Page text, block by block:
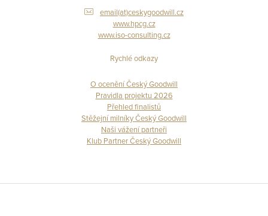
email(at)ceskygoodwill.cz
www.hpcg.cz
www.iso-consulting.cz
Rychlé odkazy
O ocenění Český Goodwill
Pravidla projektu 2026
Přehled finalistů
Stěžejní milníky Český Goodwill
Naši vážení partneři
Klub Partner Český Goodwill